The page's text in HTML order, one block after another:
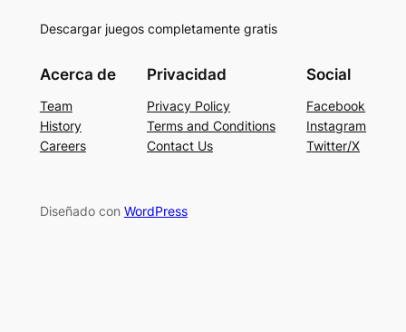
Descargar juegos completamente gratis
Acerca de
Team
History
Careers
Privacidad
Privacy Policy
Terms and Conditions
Contact Us
Social
Facebook
Instagram
Twitter/X
Diseñado con WordPress